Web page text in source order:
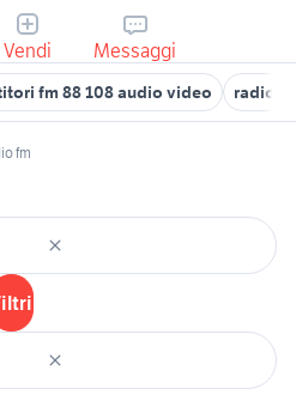
Vendi Messaggi
fm 88 108 audio video radio
fm